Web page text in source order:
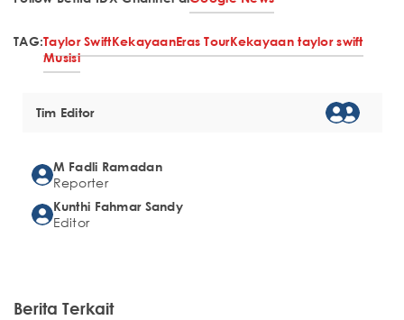
TAG:Taylor SwiftKekayaanEras TourKekayaan taylor swift
Musisi
Tim Editor
M Fadli Ramadan
Reporter
Kunthi Fahmar Sandy
Editor
Berita Terkait